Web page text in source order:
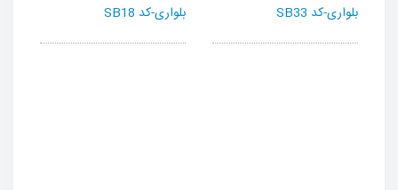
بلواری-کد SB18
بلواری-کد SB33